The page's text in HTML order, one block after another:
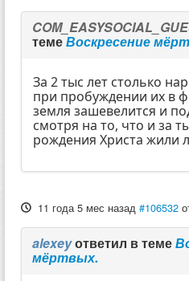
темеВоскресение
За 2 тыс лет столько
при пробуждении их в
земля зашевелится и
смотря на то, что и за
рождения Христа жили
11 года 5 мес назад #106532
alexeyответил в теме
мёртвых.